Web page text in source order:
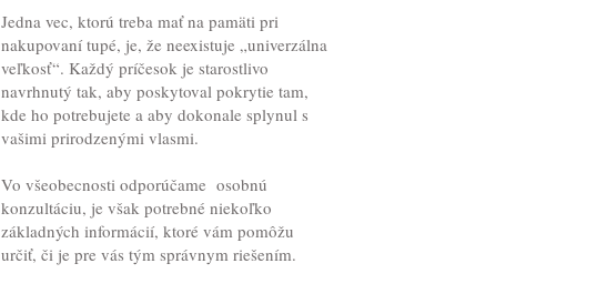
Jedna vec, ktorú treba mať na pamäti pri
nakupovaní tupé, je, že neexistuje „univerzálna
veľkosť“. Každý príčesok je starostlivo
navrhnutý tak, aby poskytoval pokrytie tam,
kde ho potrebujete a aby dokonale splynul s
vašimi prirodzenými vlasmi.
Vo všeobecnosti odporúčame osobnú
konzultáciu, je však potrebné niekoľko
základných informácií, ktoré vám pomôžu
určiť, či je pre vás tým správnym riešením.